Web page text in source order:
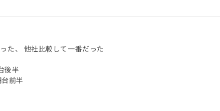
た、 他社比較して一番だった
後半
前半